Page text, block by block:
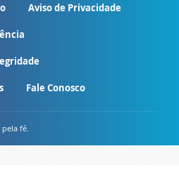
Aviso de Privacidade
Fale Conosco
fé.